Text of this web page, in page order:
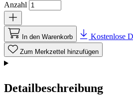
Anzahl
In den Warenkorb Kostenlose
Zum Merkzettel hinzufügen
Detailbeschreibung